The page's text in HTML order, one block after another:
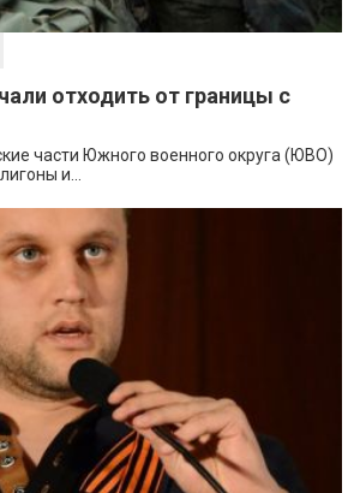
отходить от границы с
части Южного военного округа (ЮВО)
и...